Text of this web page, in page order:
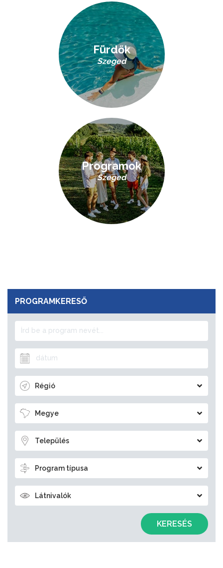
Fürdők
Szeged
Programok
Szeged
PROGRAMKERESŐ
Régió
Megye
Település
Program típusa
Látnivalók
KERESÉS